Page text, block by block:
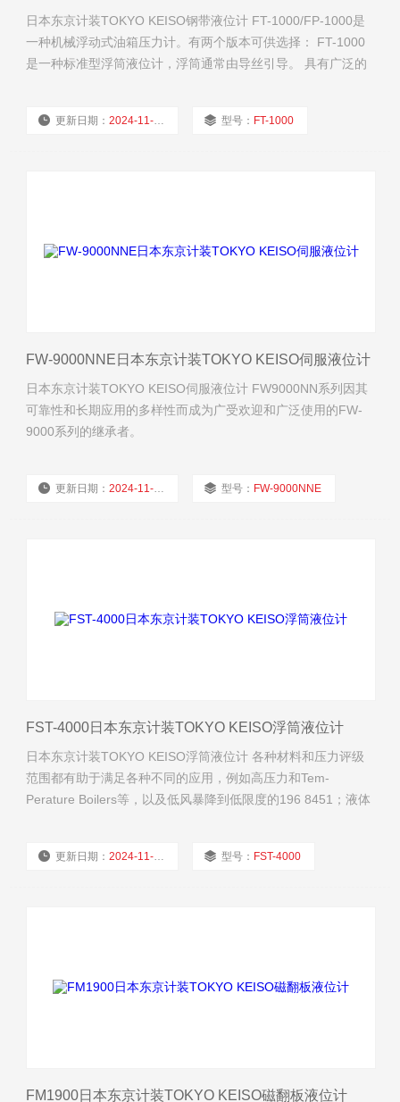
日本东京计装TOKYO KEISO钢带液位计 FT-1000/FP-1000是
一种机械浮动式油箱压力计。有两个版本可供选择： FT-1000
是一种标准型浮筒液位计，浮筒通常由导丝引导。 具有广泛的
更新日期：2024-11-22 型号： FT-1000
FW-9000NNE日本东京计装TOKYO KEISO伺服液位计
日本东京计装TOKYO KEISO伺服液位计 FW9000NN系列因其
可靠性和长期应用的多样性而成为广受欢迎和广泛使用的FW-
9000系列的继承者。
更新日期：2024-11-22 型号： FW-9000NNE
FST-4000日本东京计装TOKYO KEISO浮筒液位计
日本东京计装TOKYO KEISO浮筒液位计 各种材料和压力评级
范围都有助于满足各种不同的应用，例如高压力和Tem-
Perature Boilers等，以及低风暴降到低限度的196 8451；液体
更新日期：2024-11-22 型号： FST-4000
FM1900日本东京计装TOKYO KEISO磁翻板液位计